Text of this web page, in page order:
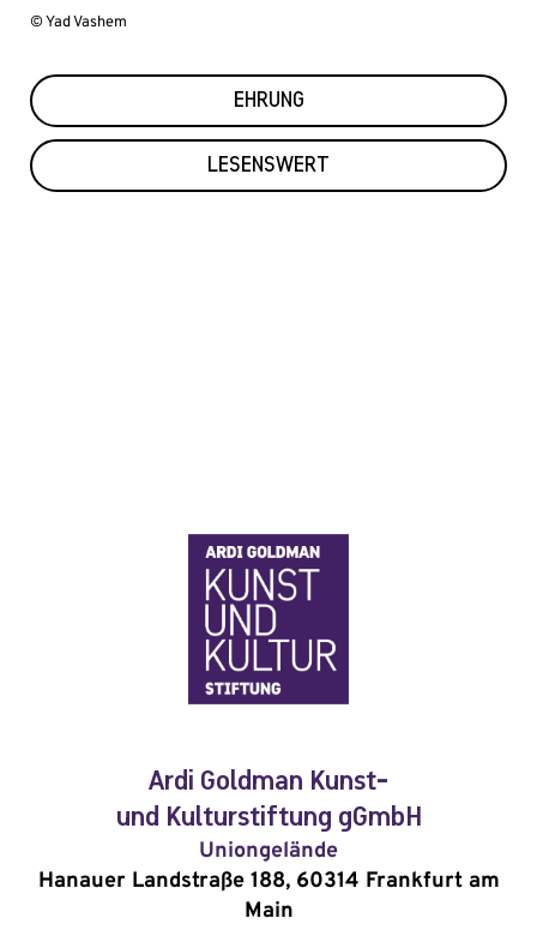
EHRUNG
LESENSWERT
© Yad Vashem
Ardi Goldman Kunst-
und Kulturstiftung gGmbH
Uniongelände
Hanauer Landstraße 188, 60314 Frankfurt am
Main